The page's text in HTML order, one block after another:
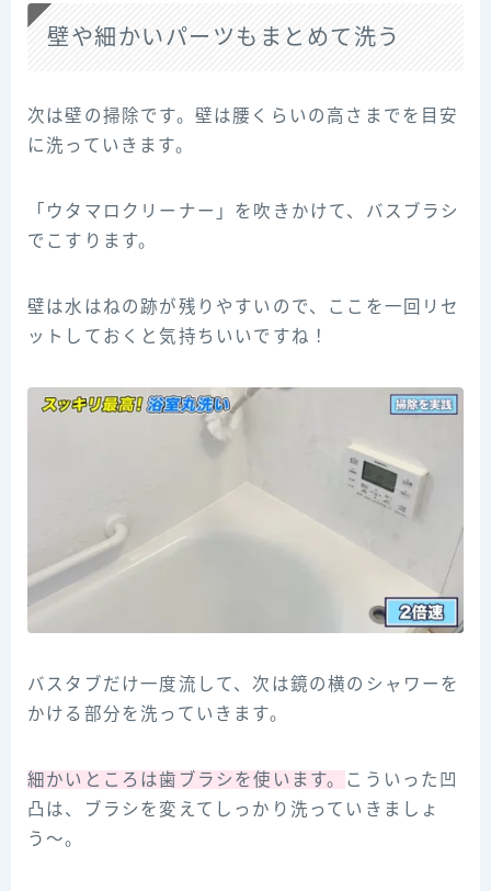
壁や細かいパーツもまとめて洗う
次は壁の掃除です。壁は腰くらいの高さまでを目安
に洗っていきます。
「ウタマロクリーナー」を吹きかけて、バスブラシ
でこすります。
壁は水はねの跡が残りやすいので、ここを一回リセ
ットしておくと気持ちいいですね！
バスタブだけ一度流して、次は鏡の横のシャワーを
かける部分を洗っていきます。
細かいところは歯ブラシを使います。 こういった凹
凸は、ブラシを変えてしっかり洗っていきましょ
う〜。